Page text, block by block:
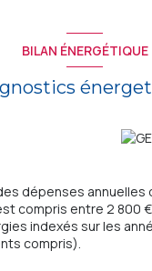
BILAN ÉNERGÉTIQUE
dépenses annuelles
compris entre 2 800 €
indexés sur les
compris).